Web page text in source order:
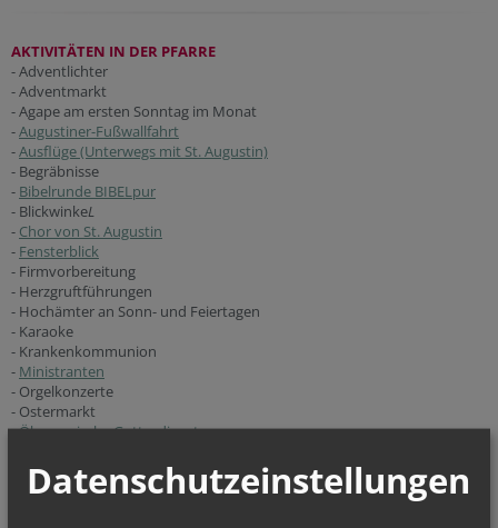
AKTIVITÄTEN IN DER PFARRE
- Adventlichter
- Adventmarkt
- Agape am ersten Sonntag im Monat
-Augustiner-Fußwallfahrt
-Ausflüge (Unterwegs mit St. Augustin)
- Begräbnisse
- Bibelrunde BIBELpur
- BlickwinkeL
- Chor von St. Augustin
- Fensterblick
- Firmvorbereitung
- Herzgruftführungen
- Hochämter an Sonn- und Feiertagen
- Karaoke
- Krankenkommunion
- Ministranten
- Orgelkonzerte
- Ostermarkt
-Ökumenische Gottesdienste
- Taufen
- Trauungen
Datenschutzeinstellungen